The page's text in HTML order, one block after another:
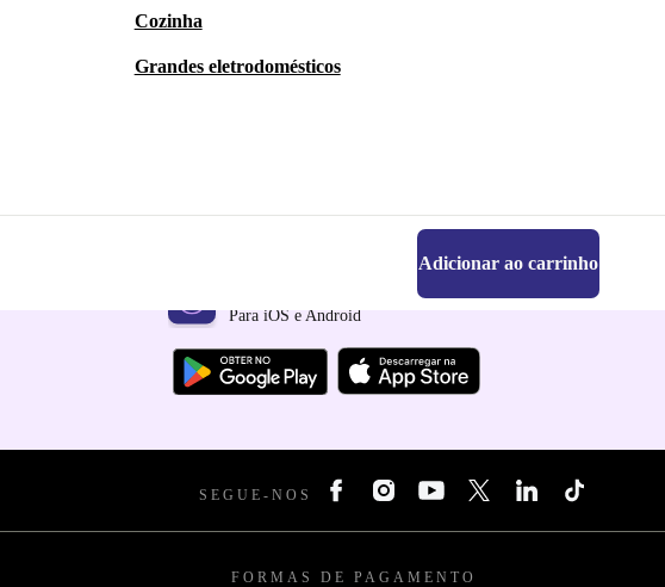
Cozinha
Grandes eletrodomésticos
Adicionar ao carrinho
Faz o download da app refurbed
Para iOS e Android
SEGUE-NOS
FORMAS DE PAGAMENTO